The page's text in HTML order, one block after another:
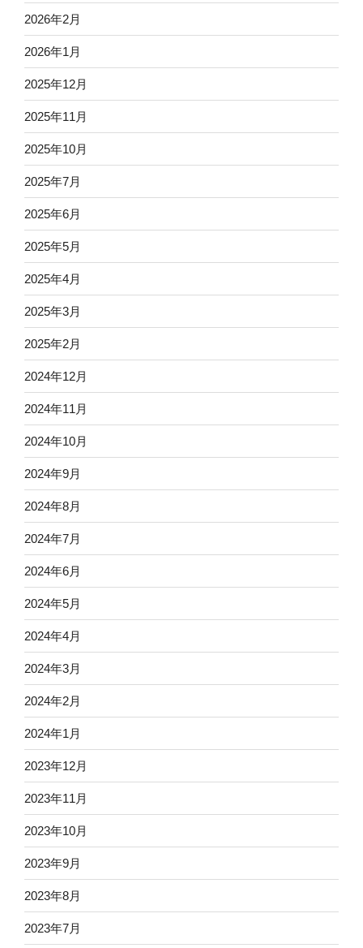
2026年2月
2026年1月
2025年12月
2025年11月
2025年10月
2025年7月
2025年6月
2025年5月
2025年4月
2025年3月
2025年2月
2024年12月
2024年11月
2024年10月
2024年9月
2024年8月
2024年7月
2024年6月
2024年5月
2024年4月
2024年3月
2024年2月
2024年1月
2023年12月
2023年11月
2023年10月
2023年9月
2023年8月
2023年7月